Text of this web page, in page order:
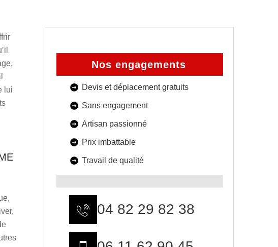
lui
Nos engagements
Devis et déplacement gratuits
Sans engagement
Artisan passionné
Prix imbattable
Travail de qualité
04 82 29 82 38